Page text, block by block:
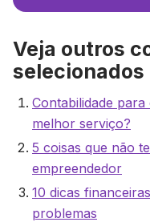
Veja outros
selecionados
Contabilidade
melhor serviço?
5 coisas que não
empreendedor
10 dicas
problemas